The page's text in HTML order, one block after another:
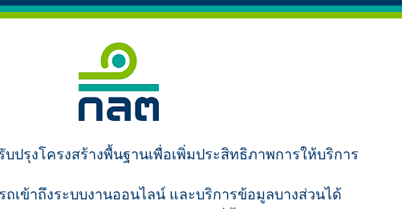
ปรุงโครงสร้างพื้นฐานเพื่อเพิ่มประสิทธิภาพการให้บริการ
ถเข้าถึงระบบงานออนไลน์ และบริการข้อมูลบางส่วนได้